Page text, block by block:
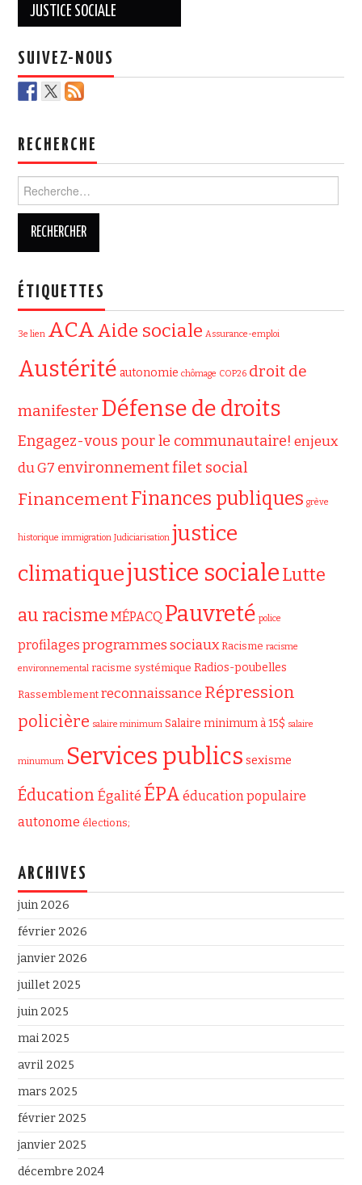
JUSTICE SOCIALE
SUIVEZ-NOUS
RECHERCHE
ÉTIQUETTES
3e lien ACAAide sociale Assurance-emploi
Austérité autonomie chômage COP26 droit de
manifester Défense de droits
Engagez-vous pour le communautaire! enjeux
du G7 environnementfilet social
FinancementFinances publiques grève
historique immigration Judiciarisation justice
climatiquejustice socialeLutte
au racisme MÉPACQ Pauvreté police
profilages programmes sociaux Racisme racisme
environnemental racisme systémique Radios-poubelles
Rassemblement reconnaissance Répression
policière salaire minimum Salaire minimum à 15$ salaire
minumum Services publics sexisme
Éducation Égalité ÉPA éducation populaire
autonome élections;
ARCHIVES
juin 2026
février 2026
janvier 2026
juillet 2025
juin 2025
mai 2025
avril 2025
mars 2025
février 2025
janvier 2025
décembre 2024